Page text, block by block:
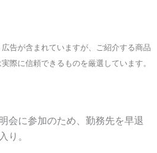
告が含まれていますが、ご紹介する商品
際に信頼できるものを厳選しています。
会に参加のため、勤務先を早退
り。